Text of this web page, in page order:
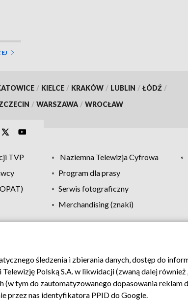
/ KIELCE / KRAKÓW / LUBLIN / ŁÓDŹ /
/ WARSZAWA / WROCŁAW
TVP Naziemna Telewizja Cyfrowa
Program dla prasy
Serwis fotograficzny
Merchandising (znaki)
Pomoc Biuro reklamy Kontakt
śledzenia i zbierania danych, dostęp do
Polską S.A. w likwidacji (zwaną dalej również
(w tym do zautomatyzowanego dopasowania reklam
przez nas identyfikatora PPID do Google.